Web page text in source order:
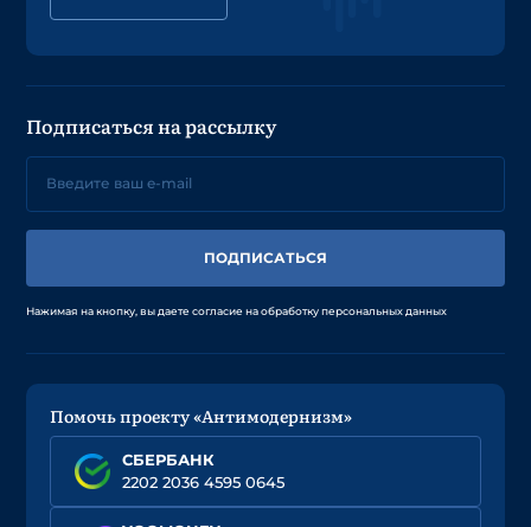
Подписаться на рассылку
ПОДПИСАТЬСЯ
Нажимая на кнопку, вы даете согласие на обработку персональных данных
Помочь проекту «Антимодернизм»
СБЕРБАНК
2202 2036 4595 0645